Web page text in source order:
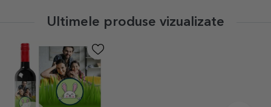
Ultimele produse vizualizate